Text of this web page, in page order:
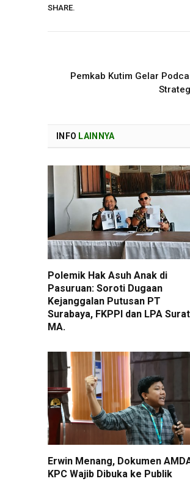
SHARE.
Pemkab Kutim Gelar
INFO LAINNYA
Polemik Hak Asuh Anak di
Pasuruan: Soroti Dugaan
Kejanggalan Putusan PT
Surabaya, FKPPI dan LPA
MA.
Erwin Menang, Dokumen
KPC Wajib Dibuka ke Publik